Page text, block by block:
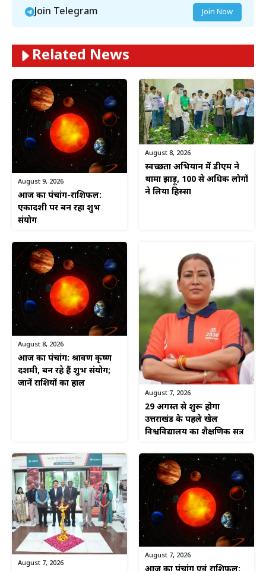
Join Telegram Join Now
Related News
August 9, 2026
आज का पंचांग-राशिफल:
एकादशी पर बन रहा शुभ
संयोग
August 8, 2026
स्वच्छता अभियान में डीएम ने
थामा झाड़ू, 100 से अधिक लोगों
ने लिया हिस्सा
August 8, 2026
आज का पंचांग: श्रावण कृष्ण
दशमी, बन रहे हैं शुभ संयोग;
जानें राशियों का हाल
August 7, 2026
29 अगस्त से शुरू होगा
उत्तराखंड के पहले खेल
विश्वविद्यालय का शैक्षणिक सत्र
August 7, 2026
August 7, 2026